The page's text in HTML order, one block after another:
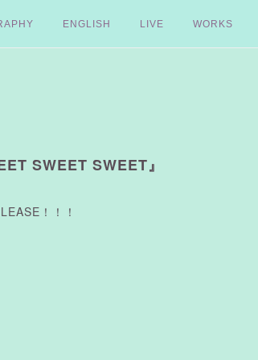
ENGLISH LIVE WORKS
SWEET SWEET』
！！！